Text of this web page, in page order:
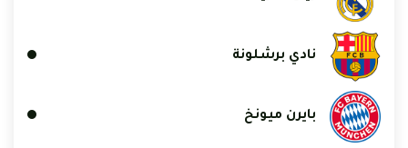
نادي برشلونة
بايرن ميونخ